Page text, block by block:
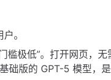
。
槛极低”。打开网页，
础版的 GPT-5 模型，